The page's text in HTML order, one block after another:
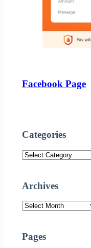
Facebook Page
Categories
Categories
Archives
Archives
Pages